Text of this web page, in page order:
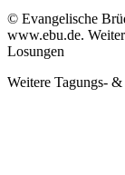
© Evangelische
www.ebu.de.
Losungen
Weitere Tagungs- &